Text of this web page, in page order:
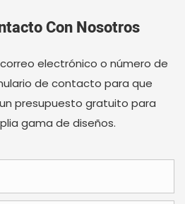
Con Nosotros
electrónico o número de
de contacto para que
presupuesto gratuito para
gama de diseños.